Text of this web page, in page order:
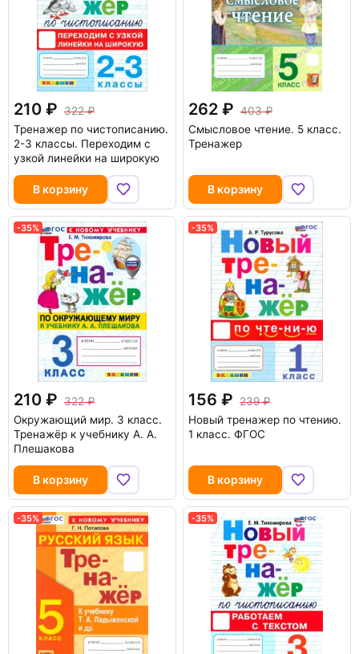
210
322
Тренажер по чистописанию.
2-3 классы. Переходим с
узкой линейки на широкую
В корзину
262
403
Смысловое чтение. 5 класс.
Тренажер
В корзину
-35%
210
322
Окружающий мир. 3 класс.
Тренажёр к учебнику А. А.
Плешакова
В корзину
-35%
156
239
Новый тренажер по чтению.
1 класс. ФГОС
В корзину
-35% -35%